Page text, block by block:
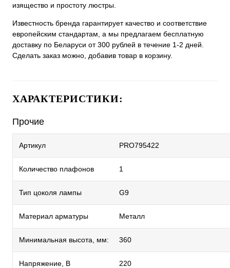
изящество и простоту люстры.
Известность бренда гарантирует качество и соответствие
европейским стандартам, а мы предлагаем бесплатную
доставку по Беларуси от 300 рублей в течение 1-2 дней.
Сделать заказ можно, добавив товар в корзину.
ХАРАКТЕРИСТИКИ:
Прочие
Артикул PRO795422
Количество плафонов 1
Тип цоколя лампы G9
Материал арматуры Металл
Минимальная высота, мм: 360
Напряжение, В 220